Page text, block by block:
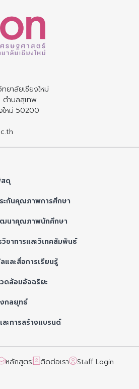
ยาลัยเชียงใหม่
ตำบลสุเทพ
ใหม่ 50200
สดุ
ะกันคุณภาพการศึกษา
ฒนาคุณภาพนักศึกษา
ชาการและวิเทศสัมพันธ์
และสื่อการเรียนรู้
ดล้อมอัจฉริยะ
กลยุทธ์
ะการสร้างแบรนด์
หลักสูตร ติดต่อเรา Staff Login